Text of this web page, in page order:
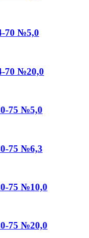
70 №5,0
70 №20,0
75 №5,0
75 №6,3
75 №10,0
75 №20,0